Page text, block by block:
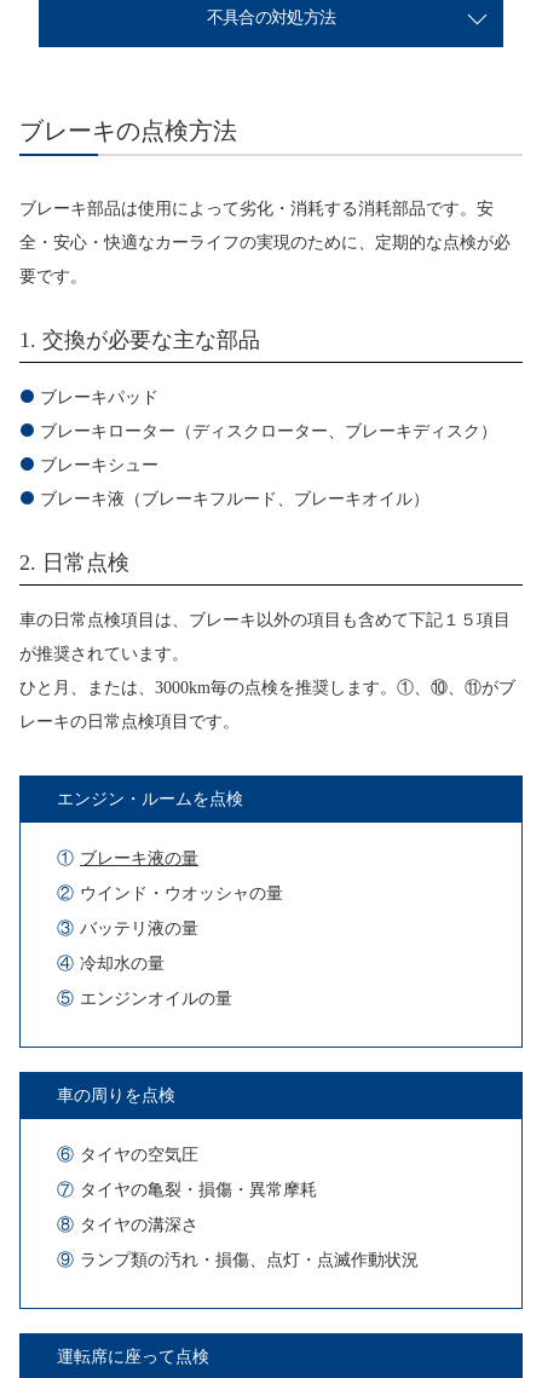
不具合の対処方法
ブレーキの点検方法
ブレーキ部品は使用によって劣化・消耗する消耗部品です。安
全・安心・快適なカーライフの実現のために、定期的な点検が必
要です。
1. 交換が必要な主な部品
ブレーキパッド
ブレーキローター（ディスクローター、ブレーキディスク）
ブレーキシュー
ブレーキ液（ブレーキフルード、ブレーキオイル）
2. 日常点検
車の日常点検項目は、ブレーキ以外の項目も含めて下記１５項目
が推奨されています。
ひと月、または、3000km毎の点検を推奨します。①、⑩、⑪がブ
レーキの日常点検項目です。
エンジン・ルームを点検
① ブレーキ液の量
② ウインド・ウオッシャの量
③ バッテリ液の量
④ 冷却水の量
⑤ エンジンオイルの量
車の周りを点検
⑥ タイヤの空気圧
⑦ タイヤの亀裂・損傷・異常摩耗
⑧ タイヤの溝深さ
⑨ ランプ類の汚れ・損傷、点灯・ 点滅作動状況
運転席に座って点検